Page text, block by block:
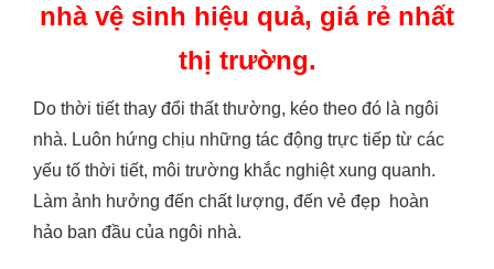
nhà vệ sinh hiệu quả, giá rẻ nhất
thị trường.
Do thời tiết thay đổi thất thường, kéo theo đó là ngôi
nhà. Luôn hứng chịu những tác động trực tiếp từ các
yếu tố thời tiết, môi trường khắc nghiệt xung quanh.
Làm ảnh hưởng đến chất lượng, đến vẻ đẹp hoàn
hảo ban đầu của ngôi nhà.